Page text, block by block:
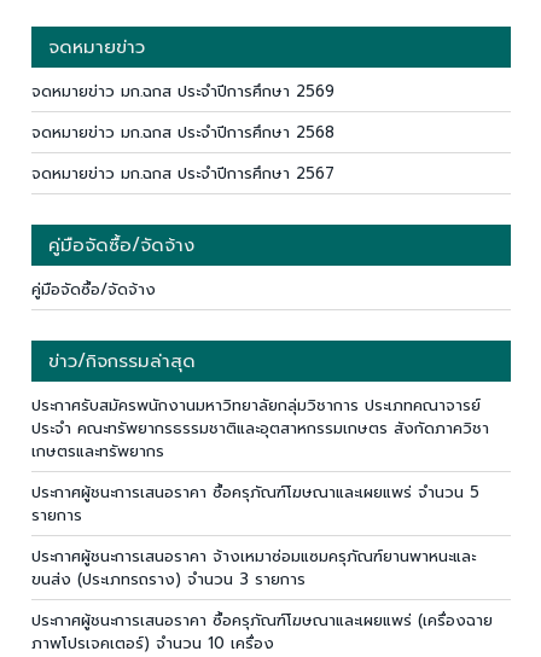
จดหมายข่าว
จดหมายข่าว มก.ฉกส ประจำปีการศึกษา 2569
จดหมายข่าว มก.ฉกส ประจำปีการศึกษา 2568
จดหมายข่าว มก.ฉกส ประจำปีการศึกษา 2567
คู่มือจัดซื้อ/จัดจ้าง
คู่มือจัดซื้อ/จัดจ้าง
ข่าว/กิจกรรมล่าสุด
ประกาศรับสมัครพนักงานมหาวิทยาลัยกลุ่มวิชาการ ประเภทคณาจารย์
ประจำ คณะทรัพยากรธรรมชาติและอุตสาหกรรมเกษตร สังกัดภาควิชา
เกษตรและทรัพยากร
ประกาศผู้ชนะการเสนอราคา ซื้อครุภัณฑ์โฆษณาและเผยแพร่ จำนวน 5
รายการ
ประกาศผู้ชนะการเสนอราคา จ้างเหมาซ่อมแซมครุภัณฑ์ยานพาหนะและ
ขนส่ง (ประเภทรถราง) จำนวน 3 รายการ
ประกาศผู้ชนะการเสนอราคา ซื้อครุภัณฑ์โฆษณาและเผยแพร่ (เครื่องฉาย
ภาพโปรเจคเตอร์) จำนวน 10 เครื่อง